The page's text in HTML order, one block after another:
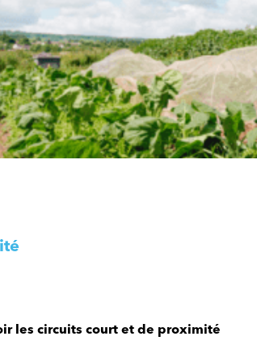
les circuits court et de proximité